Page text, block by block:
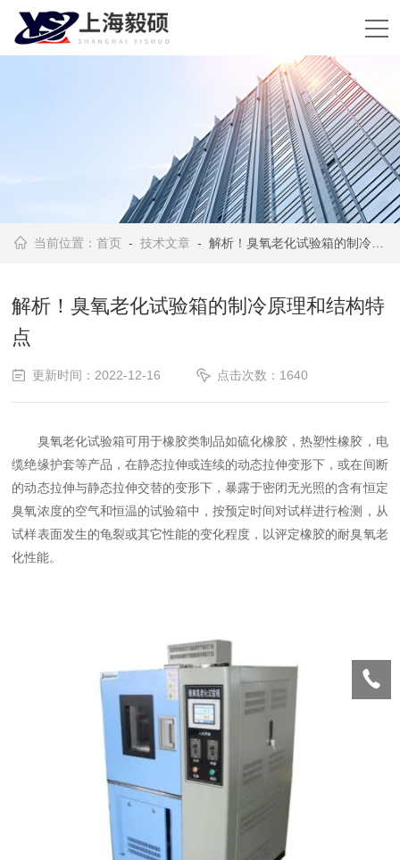
当前位置：首页 -技术文章 - 解析！臭氧老化试验箱的制冷原理和结构特点
解析！臭氧老化试验箱的制冷原理和结构特
点
更新时间：2022-12-16 点击次数：1640
臭氧老化试验箱可用于橡胶类制品如硫化橡胶，热塑性橡胶，电
缆绝缘护套等产品，在静态拉伸或连续的动态拉伸变形下，或在间断
的动态拉伸与静态拉伸交替的变形下，暴露于密闭无光照的含有恒定
臭氧浓度的空气和恒温的试验箱中，按预定时间对试样进行检测，从
试样表面发生的龟裂或其它性能的变化程度，以评定橡胶的耐臭氧老
化性能。